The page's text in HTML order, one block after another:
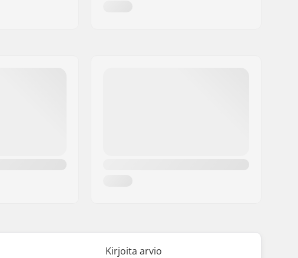
Kirjoita arvio